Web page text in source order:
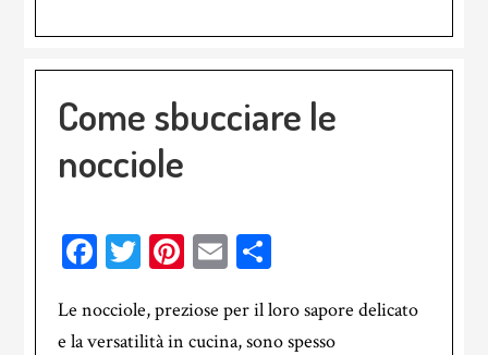
Come sbucciare le
nocciole
Facebook
Twitter
Pinterest
Email
Le nocciole, preziose per il loro sapore delicato
e la versatilità in cucina, sono spesso